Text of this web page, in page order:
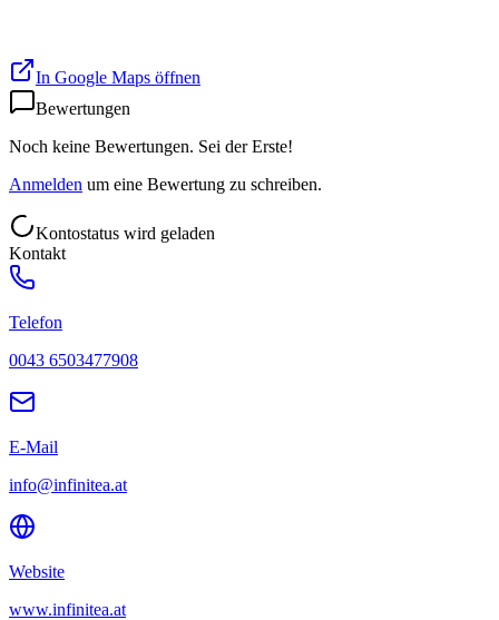
In Google Maps öffnen
Bewertungen
Noch keine Bewertungen. Sei der Erste!
Anmelden um eine Bewertung zu schreiben.
Kontostatus wird geladen
Kontakt
Telefon
0043 6503477908
E-Mail
info@infinitea.at
Website
www.infinitea.at